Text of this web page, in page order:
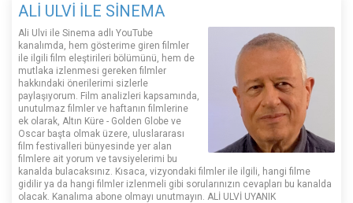
ALİ ULVİ İLE SİNEMA
Ali Ulvi ile Sinema adlı YouTube
kanalımda, hem gösterime giren filmler
ile ilgili film eleştirileri bölümünü, hem de
mutlaka izlenmesi gereken filmler
hakkındaki önerilerimi sizlerle
paylaşıyorum. Film analizleri kapsamında,
unutulmaz filmler ve haftanın filmlerine
ek olarak, Altın Küre - Golden Globe ve
Oscar başta olmak üzere, uluslararası
film festivalleri bünyesinde yer alan
filmlere ait yorum ve tavsiyelerimi bu
kanalda bulacaksınız. Kısaca, vizyondaki filmler ile ilgili, hangi filme
gidilir ya da hangi filmler izlenmeli gibi sorularınızın cevapları bu kanalda
olacak. Kanalıma abone olmayı unutmayın. ALİ ULVİ UYANIK